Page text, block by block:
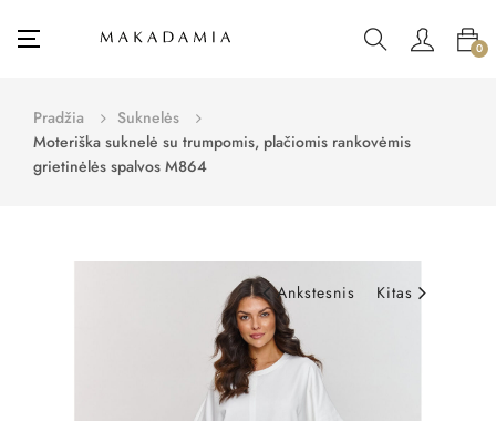
Toggle
☰ 0
Pradžia
Suknelės
Moteriška suknelė su trumpomis, plačiomis rankovėmis
grietinėlės spalvos M864
Ankstesnis Kitas